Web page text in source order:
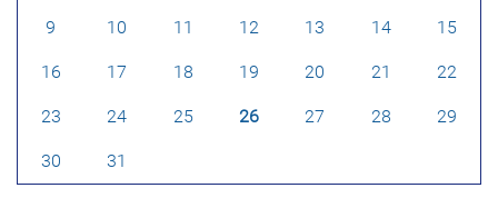
9 10 11 12 13 14 15
16 17 18 19 20 21 22
23 24 25 26 27 28 29
30 31